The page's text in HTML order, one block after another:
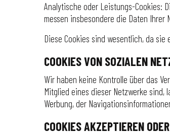
Analytische oder Leistungs-Cookies:
messen insbesondere die Daten
Diese Cookies sind wesentlich, da
COOKIES VON SOZIALEN
Wir haben keine Kontrolle über das
Mitglied eines dieser Netzwerke
Werbung, der
COOKIES AKZEPTIEREN